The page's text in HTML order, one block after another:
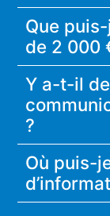
Que
de 2 000
Y a-t-il
?
Où puis-